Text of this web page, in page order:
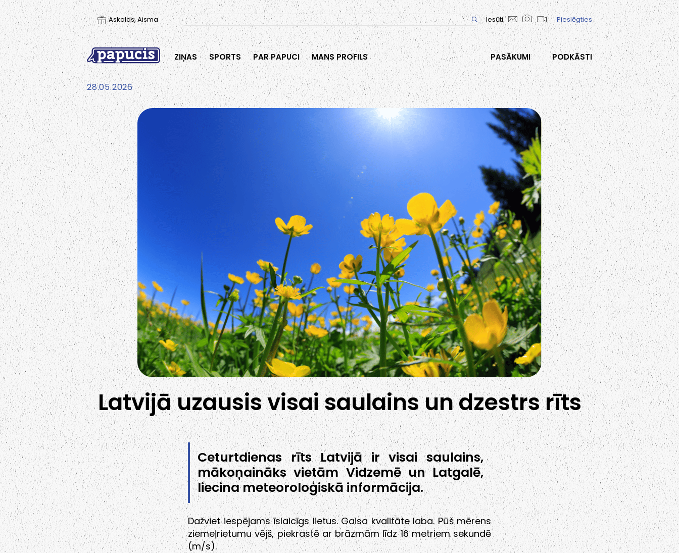
Askolds, Aisma Iesūti Pieslēgties
ZIŅAS SPORTS PAR PAPUCI MANS PROFILS PASĀKUMI PODKĀSTI
28.05.2026
Latvijā uzausis visai saulains un dzestrs rīts
Ceturtdienas rīts Latvijā ir visai saulains,
mākoņaināks vietām Vidzemē un Latgalē,
liecina meteoroloģiskā informācija.
Dažviet iespējams īslaicīgs lietus. Gaisa kvalitāte laba. Pūš mērens
ziemeļrietumu vējš, piekrastē ar brāzmām līdz 16 metriem sekundē
(m/s).